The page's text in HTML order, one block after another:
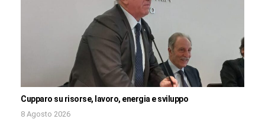
Cupparo su risorse, lavoro, energia e sviluppo
8 Agosto 2026